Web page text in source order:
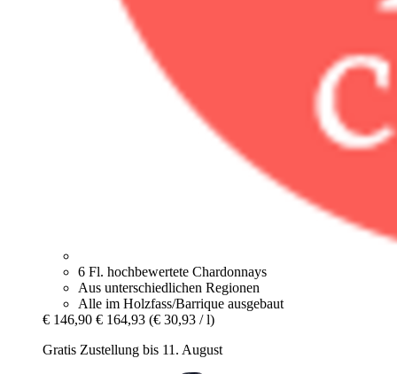
6 Fl. hochbewertete Chardonnays
Aus unterschiedlichen Regionen
Alle im Holzfass/Barrique ausgebaut
€ 146,90 € 164,93 (€ 30,93 / l)
Gratis Zustellung bis 11. August